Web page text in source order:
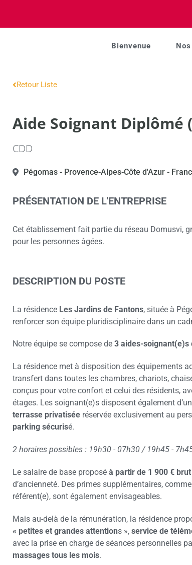
Bienvenue
Retour Liste
Aide Soignant Diplômé
CDD
Pégomas - Provence-Alpes-Côte d'Azur -
PRÉSENTATION DE L'ENTREPRISE
Cet établissement fait partie du réseau Domusvi,
pour les personnes âgées.
DESCRIPTION DU POSTE
La résidence Les Jardins de Fantons, située à
renforcer son équipe pluridisciplinaire dans un
Notre équipe se compose de 3 aides-soignant(e)s
La résidence met à disposition des équipements
transfert dans toutes les chambres, chariots,
conçus pour votre confort et celui des résidents,
étages. Les soignant(e)s disposent également
terrasse privatisée réservée exclusivement au
parking sécurisé.
2 horaires possibles : 19h30 - 07h30 / 19h45 -
Le salaire de base proposé à partir de 1 900 €
d’ancienneté. Des primes supplémentaires,
référent(e), sont également envisageables.
Mais au-delà de la rémunération, la résidence
« petites et grandes attentions », service de
avec la prise en charge de séances personnelles
massages tous les mois.